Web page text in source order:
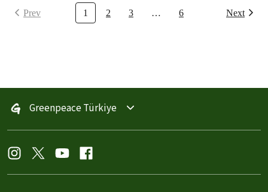
Prev 1 2 3 … 6 Next
Greenpeace Türkiye